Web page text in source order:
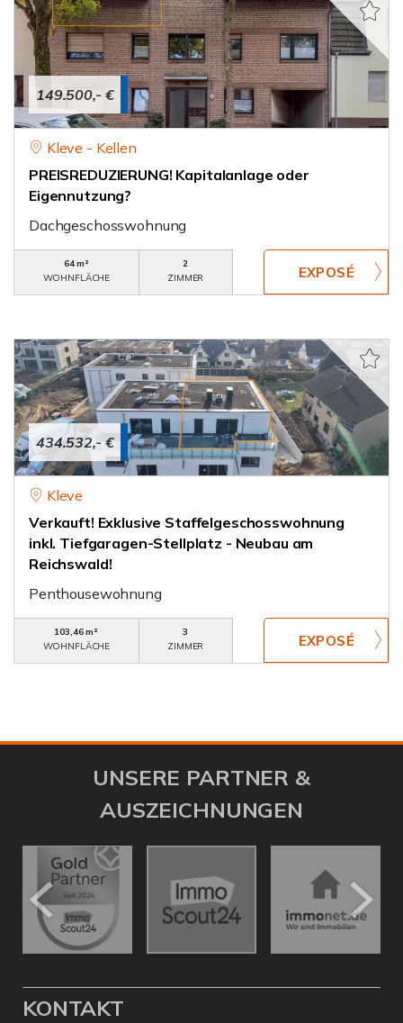
149.500,- €
Kleve - Kellen
PREISREDUZIERUNG! Kapitalanlage oder
Eigennutzung?
Dachgeschosswohnung
64 m²
WOHNFLÄCHE
2
ZIMMER
434.532,- €
Kleve
Verkauft! Exklusive Staffelgeschosswohnung
inkl. Tiefgaragen-Stellplatz - Neubau am
Reichswald!
Penthousewohnung
103,46 m²
WOHNFLÄCHE
3
ZIMMER
UNSERE PARTNER &
AUSZEICHNUNGEN
KONTAKT